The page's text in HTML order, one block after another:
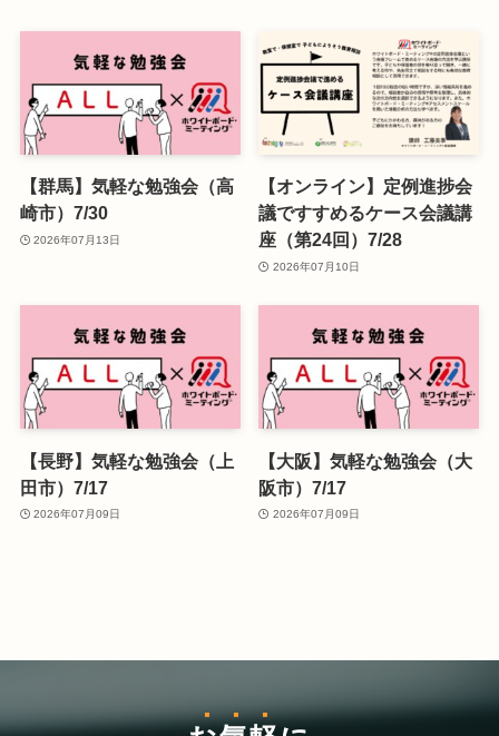
【群馬】気軽な勉強会（高
崎市）7/30
2026年07月13日
【オンライン】定例進捗会
議ですすめるケース会議講
座（第24回）7/28
2026年07月10日
【長野】気軽な勉強会（上
田市）7/17
2026年07月09日
【大阪】気軽な勉強会（大
阪市）7/17
2026年07月09日